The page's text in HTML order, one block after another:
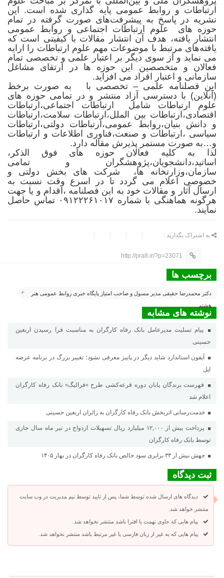
ارتباطات و روابط عمومی پایه گذاری شده است. این
نشریه در پاسخ به پیشرفت‌های صورت گرفته در تمام
حوزه های علوم ارتباطات اجتماعی و روابط عمومی
انتشار یافته، هدف آن انتشار مقالات با کیفیتی است که
یافته‌های مرتبط با موضوعات مهم علوم ارتباطات را ارایه
می‌ نماید و از سوی دیگر بر اعتبار علمی و تخصصی تمام
فعالان و متخصصین این حوزه ها در ارتقای مشاغل
سازمانی و اعتبار افراد می افزاید.
این فصلنامه علمی – تخصصی با به صورت برخط
(آنلاین) با دسترسی آزاد منتشر و در تمامی حوزه های
علوم ارتباطات شامل ارتباطات اجتماعی،ارتباطات
اقتصادی،ارتباطات بین الملل،ارتباطات سلامت،ارتباطات
و دانش بنیان،روابط عمومی،ارتباطات دولتی،ارتباطات
سیاسی ،ارتباطات و صنعت،فناوری اطلاعات و ارتباطات
و…به صورت مستمر پذیرش مقاله دارد.
لذا به کلیه فعالان حوزه های فوق الذکر،
اساتید،دانشجویان،پژوهشگران و تمامی
سازمان،وزارتخانه ها، شرکت های بخش دولتی و
خصوصی اعلام می گردد تا در اسرع وقت نسبت به
ارسال آثار و مقالات خود به این فصلنامه ،اقدام و یا جهت
هرگونه هماهنگی با شماره ۰۹۱۲۲۲۶۱۰۱۷ تماس حاصل
نمایند.
به اشتراک بگذارید :
http://pra8.ir/?p=23071
برچسب ها
دکتر محمدرضا حقیقی مدیر مسول و صاحب امتیاز پایگاه خبری روابط عمومی هنر
هشتم
نوشته های مشابه
پیام تسلیت مدیرعامل بانک رفاه کارگران به مناسبت فرا رسیدن اربعین
حسینی
آیفون استاندارد شاید دیگر در پاییز معرفی نشود؛ تغییر بزرگ در برنامه عرضه
اپل
فهرست برندگان پایان دوره قرعه‌کشی طرح «فرالیگ» بانک رفاه کارگران
اعلام شد
خدمت‌رسانی اثربخش بانک رفاه کارگران به زائران اربعین حسینی
پرداخت بیش از ۱۲,۰۰۰ میلیارد ریال تسهیلات ازدواج در تیر ماه سال جاری
توسط بانک رفاه کارگران
جهش بیش از ۳۳ برابری سود خالص بانک رفاه کارگران در بهار ۱۴۰۵
ثبت دیدگاه
دیدگاه های ارسال شده توسط شما، پس از تایید توسط تیم مدیریت در وب سایت
منتشر خواهد شد.
پیام هایی که حاوی تهمت یا افترا باشد منتشر نخواهد شد.
پیام هایی که به غیر از زبان فارسی یا غیر مرتبط باشد منتشر نخواهد شد.